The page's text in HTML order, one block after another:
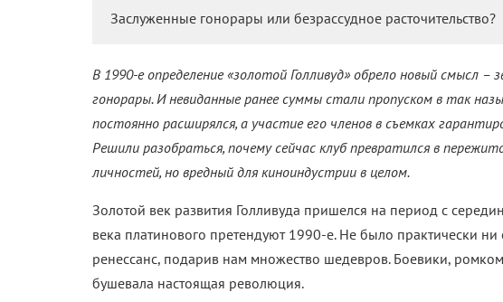
Заслуженные гонорары или безрассудное расточительство?
В 1990-е определение «золотой Голливуд» обрело новый смысл –
гонорары. И невиданные ранее суммы стали пропуском в так
постоянно расширялся, а участие его членов в съемках
Решили разобраться, почему сейчас клуб превратился в
личностей, но вредный для киноиндустрии в целом.
Золотой век развития Голливуда пришелся на период с
века платинового претендуют 1990-е. Не было практически
ренессанс, подарив нам множество шедевров. Боевики,
бушевала настоящая революция.